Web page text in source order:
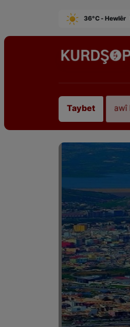
36°C - Hewlêr
Taybet
koça dawî kir